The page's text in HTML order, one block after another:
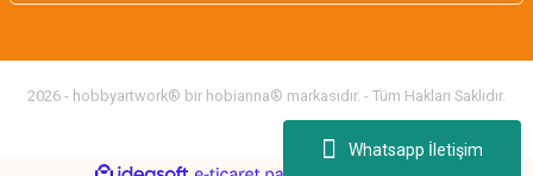
Whatsapp İletişim
2026 - hobbyartwork® bir hobianna® markasıdır. - Tüm Hakları Saklıdır.
ideasoft